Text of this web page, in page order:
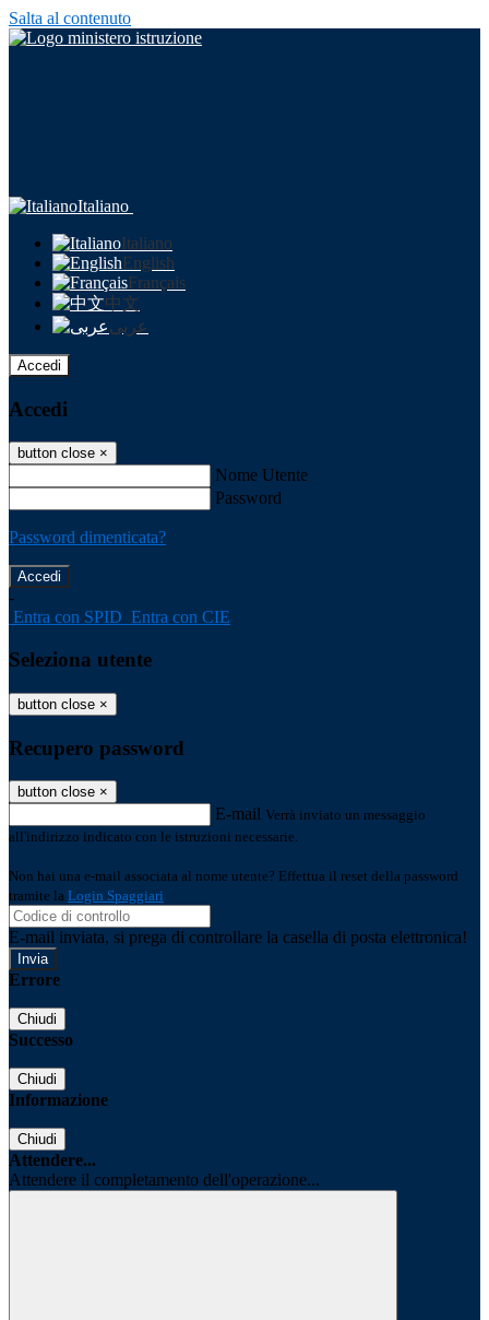
Salta al contenuto
Italiano
Italiano
English
Français
中文
عربى
Accedi
Accedi
button close ×
Nome Utente
Password
Password dimenticata?
-
Entra con SPID Entra con CIE
Seleziona utente
button close ×
Recupero password
button close ×
E-mail Verrà inviato un messaggio
all'indirizzo indicato con le istruzioni necessarie.
Non hai una e-mail associata al nome utente? Effettua il reset della password
tramite la Login Spaggiari
E-mail inviata, si prega di controllare la casella di posta elettronica!
Errore
Chiudi
Successo
Chiudi
Informazione
Chiudi
Attendere...
Attendere il completamento dell'operazione...